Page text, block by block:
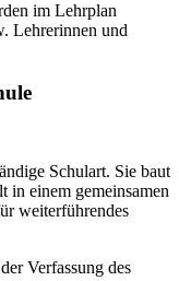
im Lehrplan
Lehrerinnen und
Schulart. Sie baut
einem gemeinsamen
weiterführendes
Verfassung des